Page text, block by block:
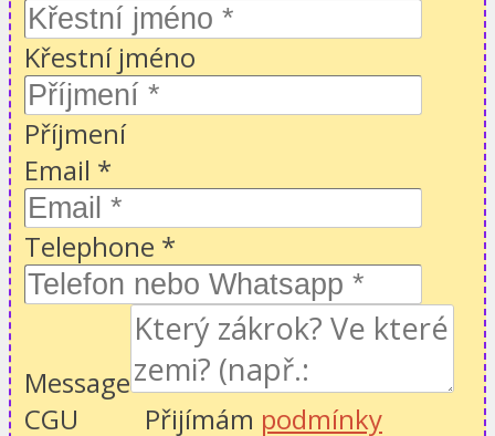
Křestní jméno
Příjmení
Email *
Telephone *
Message
CGU
Přijímám podmínky